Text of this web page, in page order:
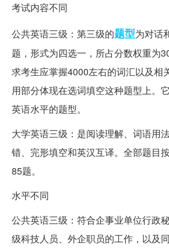
考试内容不同
公共英语三级：第三级的题型为对话
题，形式为四选一，所占分数权重为
求考生应掌握4000左右的词汇以及相
用部分体现在选词填空这种题型上。
英语水平的题型。
大学英语三级：是阅读理解、词语用
错、完形填空和英汉互译。全部题目
85题。
水平不同
公共英语三级：符合企事业单位行政
级科技人员、外企职员的工作，以及